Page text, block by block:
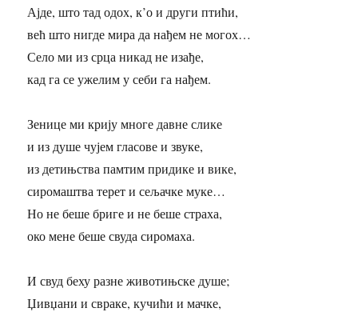
Ајде, што тад одох, к’о и други птићи,
већ што нигде мира да нађем не могох…
Село ми из срца никад не изађе,
кад га се ужелим у себи га нађем.
Зенице ми крију многе давне слике
и из душе чујем гласове и звуке,
из детињства памтим придике и вике,
сиромаштва терет и сељачке муке…
Но не беше бриге и не беше страха,
око мене беше свуда сиромаха.
И свуд беху разне животињске душе;
Џивџани и свраке, кучићи и мачке,